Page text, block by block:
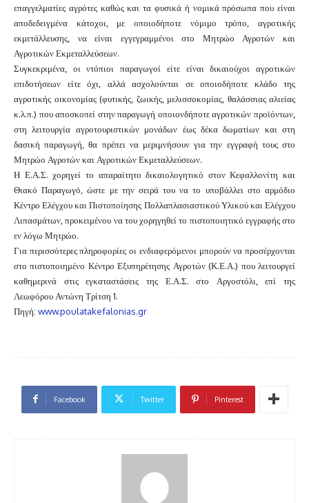
επαγγελματίες αγρότες καθώς και τα φυσικά ή νομικά πρόσωπα που είναι
αποδεδειγμένα κάτοχοι, με οποιοδήποτε νόμιμο τρόπο, αγροτικής
εκμετάλλευσης, να είναι εγγεγραμμένοι στο Μητρώο Αγροτών και
Αγροτικών Εκμεταλλεύσεων.
Συγκεκριμένα, οι ντόπιοι παραγωγοί είτε είναι δικαιούχοι αγροτικών
επιδοτήσεων είτε όχι, αλλά ασχολούνται σε οποιοδήποτε κλάδο της
αγροτικής οικονομίας (φυτικής, ζωικής, μελισσοκομίας, θαλάσσιας αλιείας
κ.λ.π.) που αποσκοπεί στην παραγωγή οποιονδήποτε αγροτικών προϊόντων,
στη λειτουργία αγροτουριστικών μονάδων έως δέκα δωματίων και στη
δασική παραγωγή, θα πρέπει να μεριμνήσουν για την εγγραφή τους στο
Μητρώο Αγροτών και Αγροτικών Εκμεταλλεύσεων.
Η Ε.Α.Σ. χορηγεί το απαραίτητο δικαιολογητικό στον Κεφαλλονίτη και
Θιακό Παραγωγό, ώστε με την σειρά του να το υποβάλλει στο αρμόδιο
Κέντρο Ελέγχου και Πιστοποίησης Πολλαπλασιαστικού Υλικού και Ελέγχου
Λιπασμάτων, προκειμένου να του χορηγηθεί το πιστοποιητικό εγγραφής στο
εν λόγω Μητρώο.
Για περισσότερες πληροφορίες οι ενδιαφερόμενοι μπορούν να προσέρχονται
στο πιστοποιημένο Κέντρο Εξυπηρέτησης Αγροτών (Κ.Ε.Α.) που λειτουργεί
καθημερινά στις εγκαταστάσεις της Ε.Α.Σ. στο Αργοστόλι, επί της
Λεωφόρου Αντώνη Τρίτση 1.
Πηγή: www.poulatakefalonias.gr
Facebook Twitter Pinterest